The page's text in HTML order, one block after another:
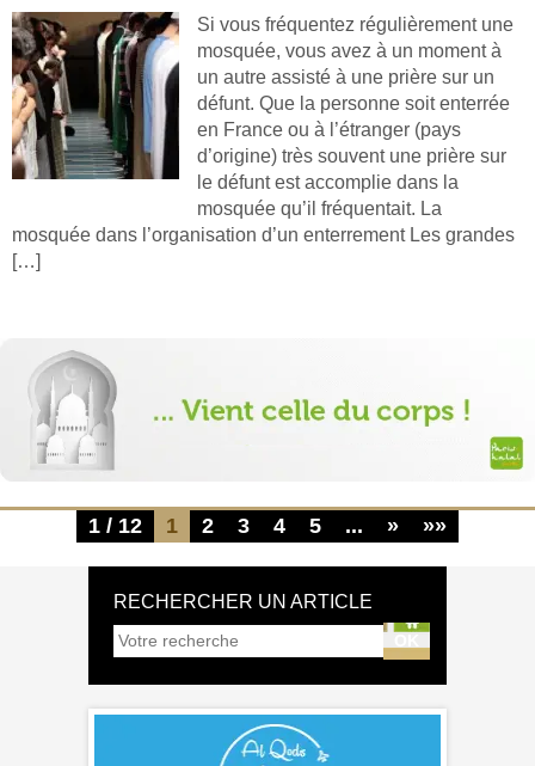
Si vous fréquentez régulièrement une
mosquée, vous avez à un moment à
un autre assisté à une prière sur un
défunt. Que la personne soit enterrée
en France ou à l’étranger (pays
d’origine) très souvent une prière sur
le défunt est accomplie dans la
mosquée qu’il fréquentait. La
mosquée dans l’organisation d’un enterrement Les grandes
[…]
1 / 12 1 2 3 4 5 ... » »»
RECHERCHER UN ARTICLE